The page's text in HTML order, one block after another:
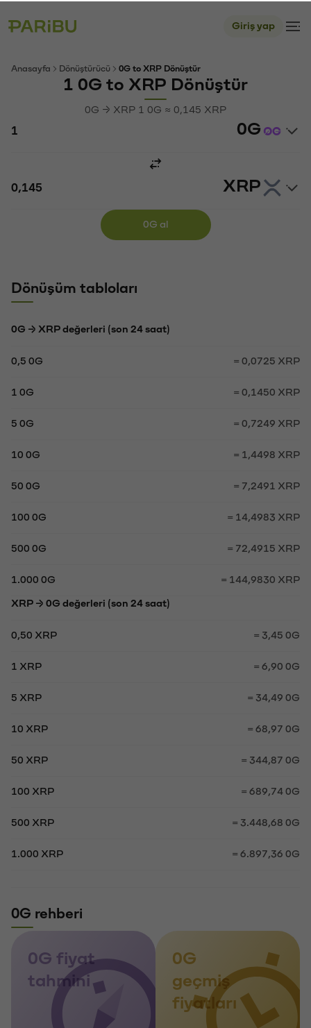
Giriş yap
Anasayfa Dönüştürücü 0G to XRP Dönüştür
1 0G to XRP Dönüştür
0G → XRP 1 0G ≈ 0,145 XRP
0G
XRP
0G al
Dönüşüm tabloları
0G → XRP değerleri (son 24 saat)
0,5 0G = 0,0725 XRP
1 0G = 0,1450 XRP
5 0G = 0,7249 XRP
10 0G = 1,4498 XRP
50 0G = 7,2491 XRP
100 0G = 14,4983 XRP
500 0G = 72,4915 XRP
1.000 0G = 144,9830 XRP
XRP → 0G değerleri (son 24 saat)
0,50 XRP = 3,45 0G
1 XRP = 6,90 0G
5 XRP = 34,49 0G
10 XRP = 68,97 0G
50 XRP = 344,87 0G
100 XRP = 689,74 0G
500 XRP = 3.448,68 0G
1.000 XRP = 6.897,36 0G
0G rehberi
0G fiyat
tahmini
0G
geçmiş
fiyatları